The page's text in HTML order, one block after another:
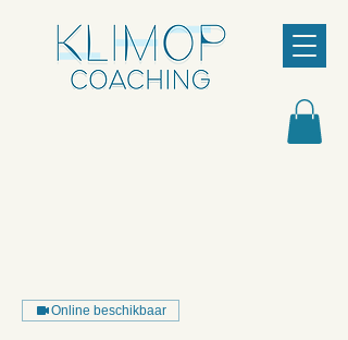
Online beschikbaar